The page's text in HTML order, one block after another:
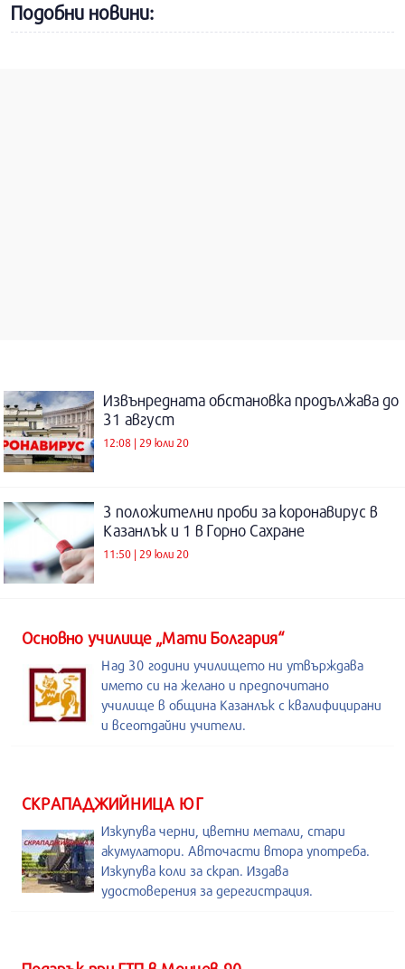
Подобни новини:
Извънредната обстановка продължава до
31 август
12:08 | 29 юли 20
3 положителни проби за коронавирус в
Казанлък и 1 в Горно Сахране
11:50 | 29 юли 20
Основно училище „Мати Болгария“
Над 30 години училището ни утвърждава
името си на желано и предпочитано
училище в община Казанлък с квалифицирани
и всеотдайни учители.
СКРАПАДЖИЙНИЦА ЮГ
Изкупува черни, цветни метали, стари
акумулатори. Авточасти втора употреба.
Изкупува коли за скрап. Издава
удостоверения за дерегистрация.